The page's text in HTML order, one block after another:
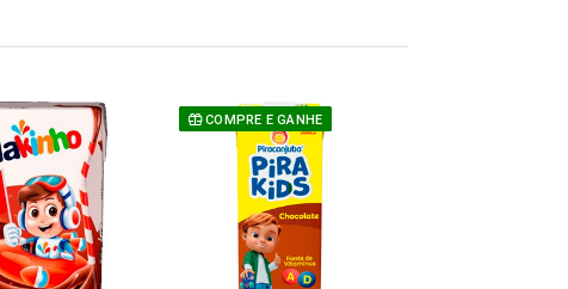
COMPRE E GANHE